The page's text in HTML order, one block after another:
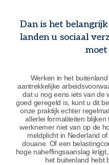
Dan is het
landen u sociaal
moet
Werken in het
aantrekkelijke
dat u nog eens iets van de
goed geregeld is, kunt u dit
onze praktijk echter
allerlei formaliteiten
werknemer niet van op de
meldplicht in Nederland
douane. Of een
hoge naheffingsaanslag
het buitenland hebt